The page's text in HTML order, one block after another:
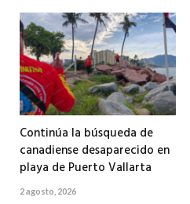
Continúa la búsqueda de
canadiense desaparecido en
playa de Puerto Vallarta
2 agosto, 2026